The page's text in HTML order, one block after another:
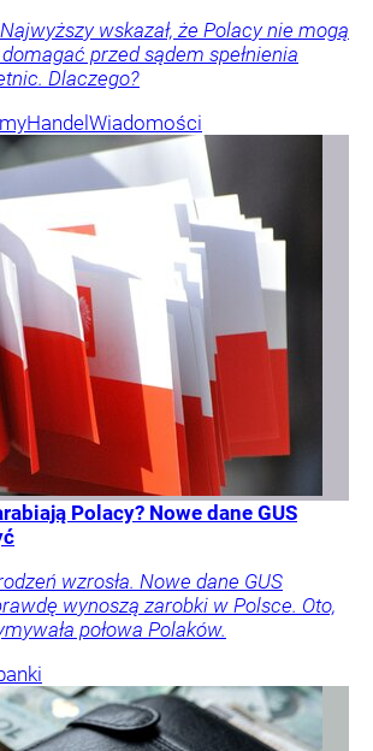
wskazał, że Polacy nie mogą
przed sądem spełnienia
Dlaczego?
Handel Wiadomości
Polacy? Nowe dane GUS
wzrosła. Nowe dane GUS
wynoszą zarobki w Polsce. Oto,
połowa Polaków.